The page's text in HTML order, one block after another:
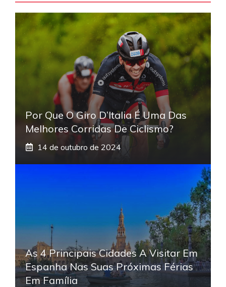
Por Que O Giro D’Italia É Uma Das
Melhores Corridas De Ciclismo?
14 de outubro de 2024
As 4 Principais Cidades A Visitar Em
Espanha Nas Suas Próximas Férias
Em Família